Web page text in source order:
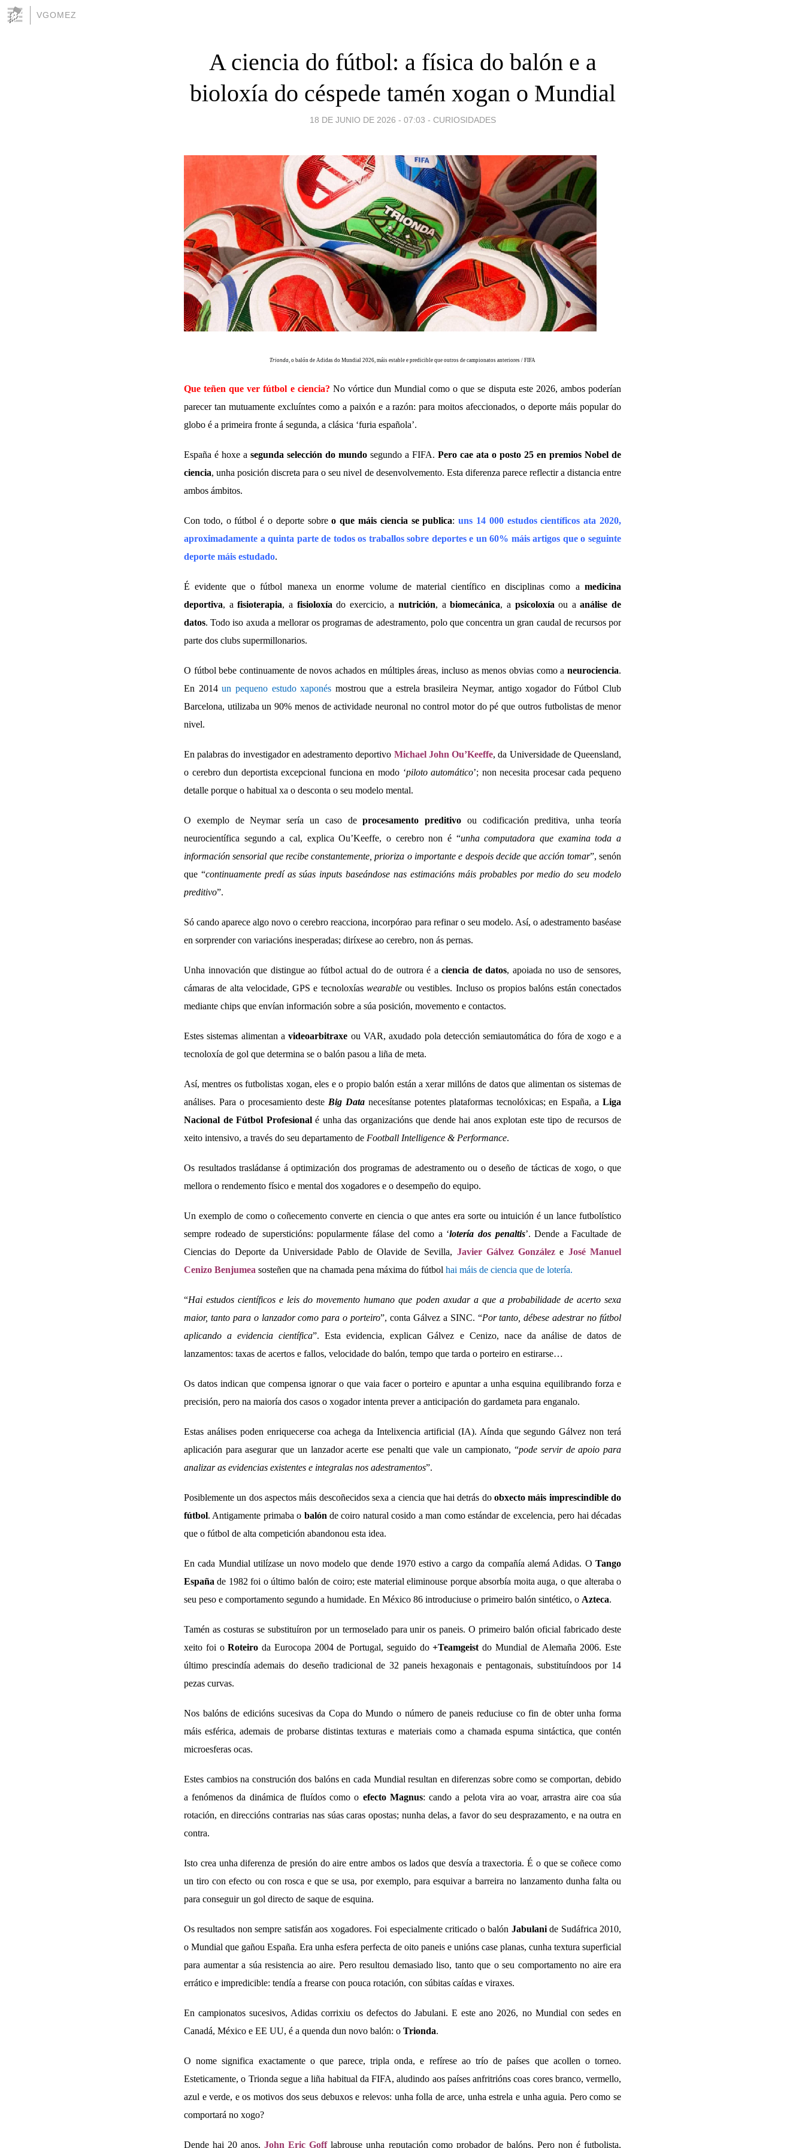
VGOMEZ
A ciencia do fútbol: a física do balón e a
bioloxía do céspede tamén xogan o Mundial
18 DE JUNIO DE 2026 - 07:03 - CURIOSIDADES
Trionda , o balón de Adidas do Mundial 2026, máis estable e predicible que outros de campionatos anteriores / FIFA
Que teñen que ver fútbol e ciencia? No vórtice dun Mundial como o que se disputa este 2026, ambos poderían
parecer tan mutuamente excluíntes como a paixón e a razón: para moitos afeccionados, o deporte máis popular do
globo é a primeira fronte á segunda, a clásica ‘furia española’.
España é hoxe a segunda selección do mundo segundo a FIFA. Pero cae ata o posto 25 en premios Nobel de
ciencia, unha posición discreta para o seu nivel de desenvolvemento. Esta diferenza parece reflectir a distancia entre
ambos ámbitos.
Con todo, o fútbol é o deporte sobreo que máis ciencia se publica:uns 14 000 estudos científicos ata 2020,
aproximadamente a quinta parte de todos os traballos sobre deportes e un 60% máis artigos que o seguinte
deporte máis estudado.
É evidente que o fútbol manexa un enorme volume de material científico en disciplinas como a medicina
deportiva, afisioterapia, a fisioloxíado exercicio, a nutrición, abiomecánica, a psicoloxíaou aanálise de
datos. Todo iso axuda a mellorar os programas de adestramento, polo que concentra un gran caudal de recursos por
parte dos clubs supermillonarios.
O fútbol bebe continuamente de novos achados en múltiples áreas, incluso as menos obvias como a neurociencia.
En 2014un pequeno estudo xaponés mostrou que a estrela brasileira Neymar, antigo xogador do Fútbol Club
Barcelona, utilizaba un 90% menos de actividade neuronal no control motor do pé que outros futbolistas de menor
nivel.
En palabras do investigador en adestramento deportivo Michael John Ou’Keeffe, da Universidade de Queensland,
o cerebro dun deportista excepcional funciona en modo ‘piloto automático’; non necesita procesar cada pequeno
detalle porque o habitual xa o desconta o seu modelo mental.
O exemplo de Neymar sería un caso deprocesamento preditivo ou codificación preditiva, unha teoría
neurocientífica segundo a cal, explica Ou’Keeffe, o cerebro non é “unha computadora que examina toda a
información sensorial que recibe constantemente, prioriza o importante e despois decide que acción tomar”, senón
que “continuamente predí as súas inputs baseándose nas estimacións máis probables por medio do seu modelo
preditivo”.
Só cando aparece algo novo o cerebro reacciona, incorpórao para refinar o seu modelo. Así, o adestramento baséase
en sorprender con variacións inesperadas; diríxese ao cerebro, non ás pernas.
Unha innovación que distingue ao fútbol actual do de outrora é aciencia de datos, apoiada no uso de sensores,
cámaras de alta velocidade, GPS e tecnoloxías wearableou vestibles. Incluso os propios balóns están conectados
mediante chips que envían información sobre a súa posición, movemento e contactos.
Estes sistemas alimentan avideoarbitraxe ou VAR, axudado pola detección semiautomática do fóra de xogo e a
tecnoloxía de gol que determina se o balón pasou a liña de meta.
Así, mentres os futbolistas xogan, eles e o propio balón están a xerar millóns de datos que alimentan os sistemas de
análises. Para o procesamiento deste Big Datanecesítanse potentes plataformas tecnolóxicas; en España, aLiga
Nacional de Fútbol Profesionalé unha das organizacións que dende hai anos explotan este tipo de recursos de
xeito intensivo, a través do seu departamento de Football Intelligence & Performance.
Os resultados trasládanse á optimización dos programas de adestramento ou o deseño de tácticas de xogo, o que
mellora o rendemento físico e mental dos xogadores e o desempeño do equipo.
Un exemplo de como o coñecemento converte en ciencia o que antes era sorte ou intuición é un lance futbolístico
sempre rodeado de supersticións: popularmente fálase del como a ‘lotería dos penaltis’. Dende a Facultade de
Ciencias do Deporte da Universidade Pablo de Olavide de Sevilla, Javier Gálvez Gonzáleze José Manuel
Cenizo Benjumea sosteñen que na chamada pena máxima do fútbol hai máis de ciencia que de lotería.
“Hai estudos científicos e leis do movemento humano que poden axudar a que a probabilidade de acerto sexa
maior, tanto para o lanzador como para o porteiro”, conta Gálvez a SINC. “Por tanto, débese adestrar no fútbol
aplicando a evidencia científica”. Esta evidencia, explican Gálvez e Cenizo, nace da análise de datos de
lanzamentos: taxas de acertos e fallos, velocidade do balón, tempo que tarda o porteiro en estirarse…
Os datos indican que compensa ignorar o que vaia facer o porteiro e apuntar a unha esquina equilibrando forza e
precisión, pero na maioría dos casos o xogador intenta prever a anticipación do gardameta para enganalo.
Estas análises poden enriquecerse coa achega da Intelixencia artificial (IA). Aínda que segundo Gálvez non terá
aplicación para asegurar que un lanzador acerte ese penalti que vale un campionato, “pode servir de apoio para
analizar as evidencias existentes e integralas nos adestramentos”.
Posiblemente un dos aspectos máis descoñecidos sexa a ciencia que hai detrás doobxecto máis imprescindible do
fútbol. Antigamente primaba o balónde coiro natural cosido a man como estándar de excelencia, pero hai décadas
que o fútbol de alta competición abandonou esta idea.
En cada Mundial utilízase un novo modelo que dende 1970 estivo a cargo da compañía alemá Adidas. O Tango
Españade 1982 foi o último balón de coiro; este material eliminouse porque absorbía moita auga, o que alteraba o
seu peso e comportamento segundo a humidade. En México 86 introduciuse o primeiro balón sintético, o Azteca.
Tamén as costuras se substituíron por un termoselado para unir os paneis. O primeiro balón oficial fabricado deste
xeito foi oRoteiroda Eurocopa 2004 de Portugal, seguido do+Teamgeistdo Mundial de Alemaña 2006. Este
último prescindía ademais do deseño tradicional de 32 paneis hexagonais e pentagonais, substituíndoos por 14
pezas curvas.
Nos balóns de edicións sucesivas da Copa do Mundo o número de paneis reduciuse co fin de obter unha forma
máis esférica, ademais de probarse distintas texturas e materiais como a chamada espuma sintáctica, que contén
microesferas ocas.
Estes cambios na construción dos balóns en cada Mundial resultan en diferenzas sobre como se comportan, debido
a fenómenos da dinámica de fluídos como o efecto Magnus: cando a pelota vira ao voar, arrastra aire coa súa
rotación, en direccións contrarias nas súas caras opostas; nunha delas, a favor do seu desprazamento, e na outra en
contra.
Isto crea unha diferenza de presión do aire entre ambos os lados que desvía a traxectoria. É o que se coñece como
un tiro con efecto ou con rosca e que se usa, por exemplo, para esquivar a barreira no lanzamento dunha falta ou
para conseguir un gol directo de saque de esquina.
Os resultados non sempre satisfán aos xogadores. Foi especialmente criticado o balón Jabulanide Sudáfrica 2010,
o Mundial que gañou España. Era unha esfera perfecta de oito paneis e unións case planas, cunha textura superficial
para aumentar a súa resistencia ao aire. Pero resultou demasiado liso, tanto que o seu comportamento no aire era
errático e impredicible: tendía a frearse con pouca rotación, con súbitas caídas e viraxes.
En campionatos sucesivos, Adidas corrixiu os defectos do Jabulani. E este ano 2026, no Mundial con sedes en
Canadá, México e EE UU, é a quenda dun novo balón: o Trionda.
O nome significa exactamente o que parece, tripla onda, e refírese ao trío de países que acollen o torneo.
Esteticamente, o Trionda segue a liña habitual da FIFA, aludindo aos países anfritrións coas cores branco, vermello,
azul e verde, e os motivos dos seus debuxos e relevos: unha folla de arce, unha estrela e unha aguia. Pero como se
comportará no xogo?
Dende hai 20 anos,John Eric Gofflabrouse unha reputación como probador de balóns. Pero non é futbolista,